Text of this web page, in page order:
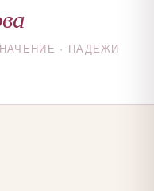
· ПАДЕЖИ